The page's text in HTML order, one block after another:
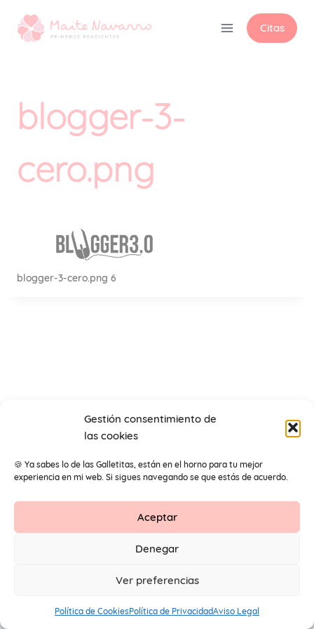
Gestión consentimiento de
las cookies
🍪 Ya sabes lo de las Galletitas, están en el horno para tu mejor
experiencia en mi web. Si sigues navegando se que estás de acuerdo.
Aceptar
Denegar
Ver preferencias
Política de CookiesPolítica de PrivacidadAviso Legal
Citas
blogger-3-
cero.png
blogger-3-cero.png 6
Aviso Legal Protección de datos
© 2026 Primeros Pendientes by Maite Navarro. Todos los
derechos reservados.